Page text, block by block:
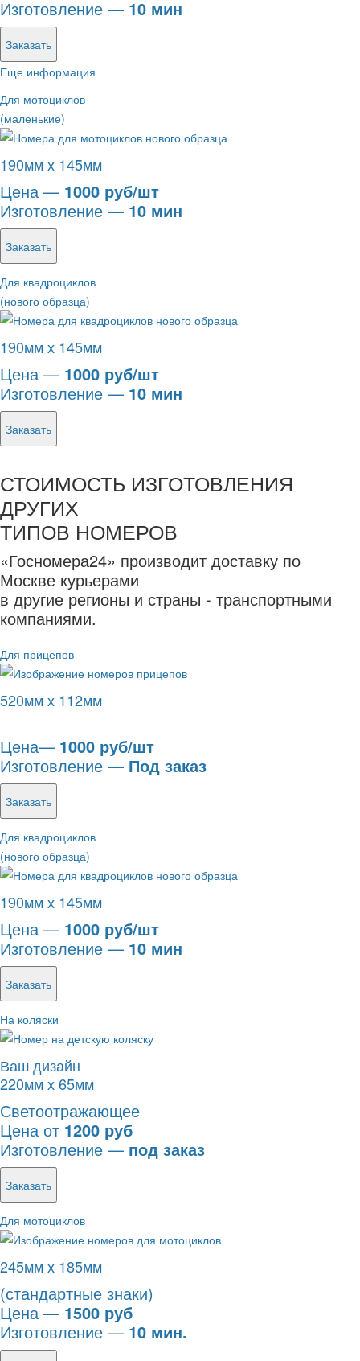
Изготовление — 10 мин
Заказать
Еще информация
Для мотоциклов
(маленькие)
190мм х 145мм
Цена — 1000 руб/шт
Изготовление — 10 мин
Заказать
Для квадроциклов
(нового образца)
190мм х 145мм
Цена — 1000 руб/шт
Изготовление — 10 мин
Заказать
СТОИМОСТЬ ИЗГОТОВЛЕНИЯ
ДРУГИХ
ТИПОВ НОМЕРОВ
«Госномера24» производит доставку по
Москве курьерами
в другие регионы и страны - транспортными
компаниями.
Для прицепов
520мм х 112мм
Цена— 1000 руб/шт
Изготовление — Под заказ
Заказать
Для квадроциклов
(нового образца)
190мм х 145мм
Цена — 1000 руб/шт
Изготовление — 10 мин
Заказать
На коляски
Ваш дизайн
220мм х 65мм
Светоотражающее
Цена от 1200 руб
Изготовление — под заказ
Заказать
Для мотоциклов
245мм х 185мм
(стандартные знаки)
Цена — 1500 руб
Изготовление — 10 мин.